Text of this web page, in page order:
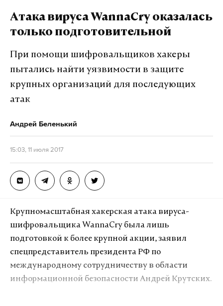
Атака вируса WannaCry оказалась
только подготовительной
При помощи шифровальщиков хакеры
пытались найти уязвимости в защите
крупных организаций для последующих
атак
Андрей Беленький
15:03, 11 июля 2017
Крупномасштабная хакерская атака вируса-
шифровальщика WannaCry была лишь
подготовкой к более крупной акции, заявил
спецпредставитель президента РФ по
международному сотрудничеству в области
информационной безопасности Андрей Крутских.